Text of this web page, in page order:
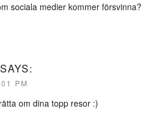
sociala medier kommer försvinna?
SAYS:
PM
om dina topp resor :)